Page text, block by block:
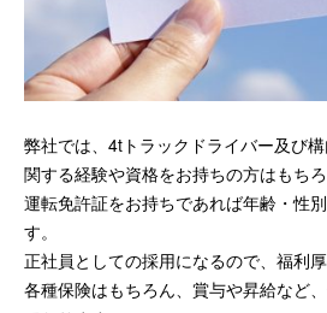
弊社では、4tトラックドライバー及び
関する経験や資格をお持ちの方はもち
運転免許証をお持ちであれば年齢・性
す。
正社員としての採用になるので、福利
各種保険はもちろん、賞与や昇給など